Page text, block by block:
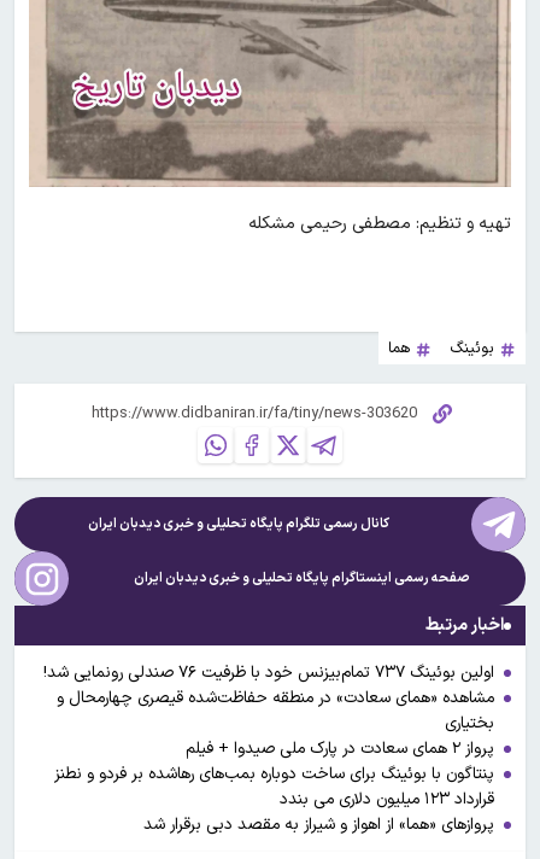
تهیه و تنظیم: مصطفی رحیمی مشکله
بوئینگ هما
کانال رسمی تلگرام پایگاه تحلیلی و خبریدیدبان ایران
صفحه رسمی اینستاگرام پایگاه تحلیلی و خبریدیدبان ایران
اخبار مرتبط
​اولین بوئینگ ۷۳۷ تمام‌بیزنس خود با ظرفیت ۷۶ صندلی رونمایی شد!​
مشاهده «همای سعادت» در منطقه حفاظت‌شده قیصری چهارمحال‌ و
بختیاری
پرواز ۲ همای سعادت در پارک ملی صیدوا + فیلم
پنتاگون با بوئینگ برای ساخت دوباره بمب‌های رهاشده بر فردو و نطنز
قرارداد ۱۲۳ میلیون دلاری می بندد
پروازهای «هما» از اهواز و شیراز به مقصد دبی برقرار شد